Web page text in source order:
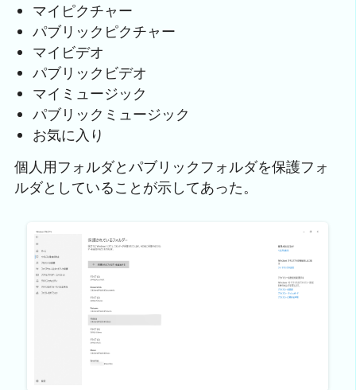
マイピクチャー
パブリックピクチャー
マイビデオ
パブリックビデオ
マイミュージック
パブリックミュージック
お気に入り
個人用フォルダとパブリックフォルダを保護フォ
ルダとしていることが示してあった。